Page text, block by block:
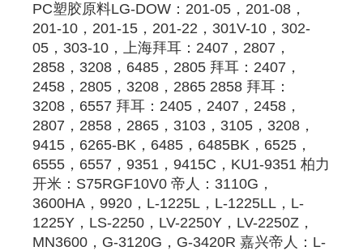
PC塑胶原料LG-DOW：201-05，201-08，
201-10，201-15，201-22，301V-10，302-
05，303-10， 上海拜耳 ：2407，2807，
2858，3208，6485， 2805 拜耳 ：2407，
2458， 2805 ，3208，2865 2858 拜耳 ：
3208，6557 拜耳 ：2405，2407，2458，
2807，2858，2865，3103，3105，3208，
9415，6265-BK，6485，6485BK，6525，
6555，6557，9351，9415C，KU1-9351 柏力
开米：S75RGF10V0 帝人：3110G，
3600HA，9920，L-1225L，L-1225LL，L-
1225Y，LS-2250，LV-2250Y，LV-2250Z，
MN3600，G-3120G，G-3420R 嘉兴帝人：L-